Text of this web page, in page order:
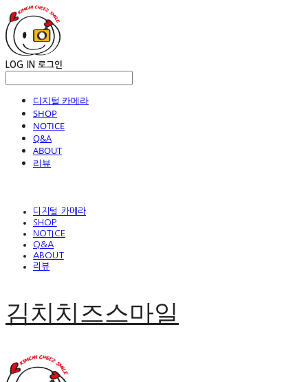
LOG IN 로그인
디지털 카메라
SHOP
NOTICE
Q&A
ABOUT
리뷰
디지털 카메라
SHOP
NOTICE
Q&A
ABOUT
리뷰
김치치즈스마일